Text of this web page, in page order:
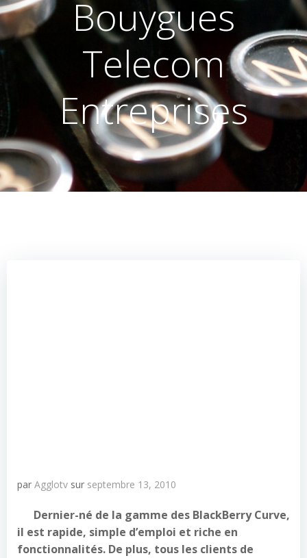
Bouygues
Telecom
Entreprises
par Agglotv sur septembre 13, 2010
Dernier-né de la gamme des BlackBerry Curve,
il est rapide, simple d’emploi et riche en
fonctionnalités. De plus, tous les clients de